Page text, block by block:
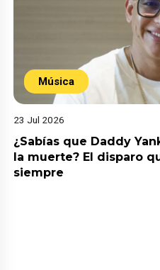
Música
23 Jul 2026
¿Sabías que Daddy
la muerte? El disparo
siempre